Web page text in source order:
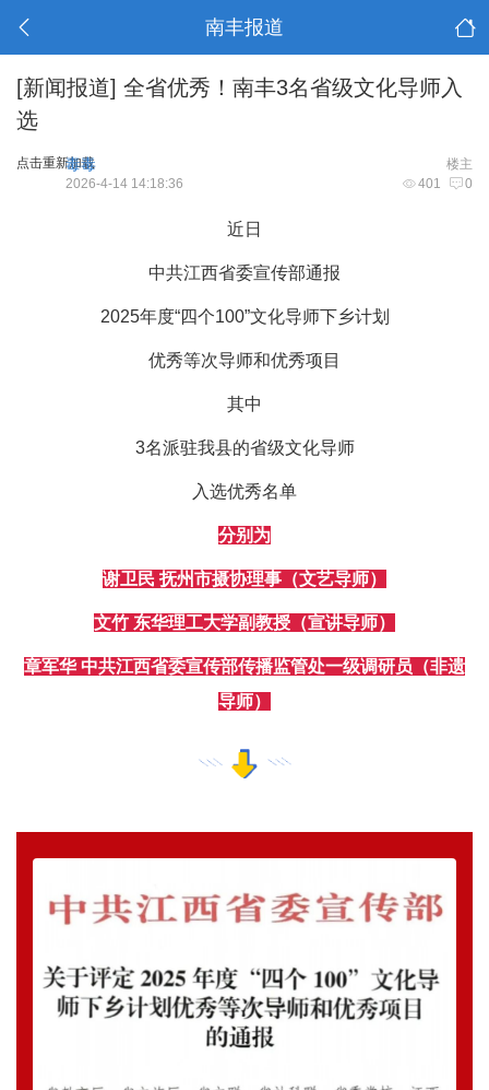
南丰报道
[新闻报道] 全省优秀！南丰3名省级文化导师入
选
点击重新加载 楼主
毒毒
401 0
2026-4-14 14:18:36
近日
中共江西省委宣传部通报
2025年度“四个100”文化导师下乡计划
优秀等次导师和优秀项目
其中
3名派驻我县的省级文化导师
入选优秀名单
分别为
谢卫民抚州市摄协理事 （文艺导师）
文竹 东华理工大学副教授 （宣讲导师）
章军华中共江西省委宣传部传播监管处一级调研员 （非遗
导师）